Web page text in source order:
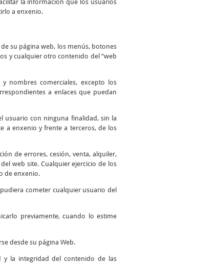
la información que los usuarios
a enxenio.
su página web, los menús, botones
y cualquier otro contenido del “web
nombres comerciales, excepto los
a enlaces que puedan
usuario con ninguna finalidad, sin la
a enxenio y frente a terceros, de los
de errores, cesión, venta, alquiler,
web site. Cualquier ejercicio de los
de enxenio.
cometer cualquier usuario del
previamente, cuando lo estime
desde su página Web.
y la integridad del contenido de las